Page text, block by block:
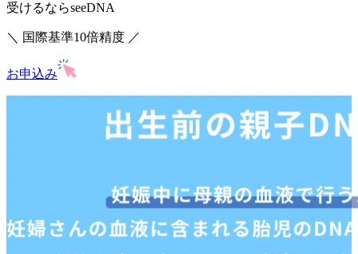
受けるならseeDNA
＼ 国際基準10倍精度 ／
お申込み